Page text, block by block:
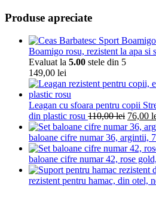
Produse apreciate
Boamigo rosu, rezistent la apa si
Evaluat la 5.00 stele din 5
149,00 lei
Leagan cu sfoara pentru copii
din plastic rosu 110,00lei 76,00
baloane cifre numar 36, argintii,
baloane cifre numar 42, rose
rezistent pentru hamac, din otel,